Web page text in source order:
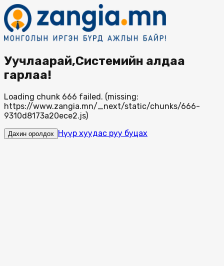
Уучлаарай,Системийн алдаа
гарлаа!
Loading chunk 666 failed. (missing:
https://www.zangia.mn/_next/static/chunks/666-
9310d8173a20ece2.js)
Дахин оролдох Нүүр хуудас руу буцах